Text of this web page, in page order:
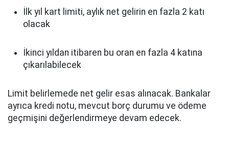
İlk yıl kart limiti, aylık net gelirin en fazla 2 katı
olacak
İkinci yıldan itibaren bu oran en fazla 4 katına
çıkarılabilecek
Limit belirlemede net gelir esas alınacak. Bankalar
ayrıca kredi notu, mevcut borç durumu ve ödeme
geçmişini değerlendirmeye devam edecek.